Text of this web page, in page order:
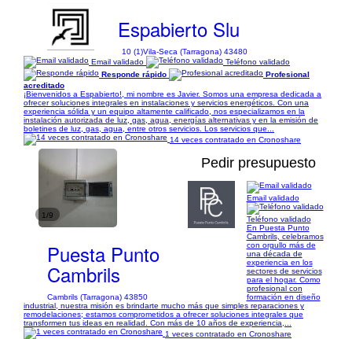
Espabierto Slu
10 (1)Vila-Seca (Tarragona) 43480
Email validado
Teléfono validado
Responde rápido
Profesional
acreditado
¡Bienvenidos a Espabierto!, mi nombre es Javier. Somos una empresa dedicada a
ofrecer soluciones integrales en instalaciones y servicios energéticos. Con una
experiencia sólida y un equipo altamente calificado, nos especializamos en la
instalación autorizada de luz, gas, agua, energías alternativas y en la emisión de
boletines de luz, gas, agua, entre otros servicios. Los servicios que...
14 veces contratado en Cronoshare
1/9
Pedir presupuesto
Puesta Punto
Cambrils
Cambrils (Tarragona) 43850
Email validado
Teléfono validado
En Puesta Punto
Cambrils, celebramos
con orgullo más de
una década de
experiencia en los
sectores de servicios
para el hogar. Como
profesional con
formación en diseño
industrial, nuestra misión es brindarte mucho más que simples reparaciones y
remodelaciones; estamos comprometidos a ofrecer soluciones integrales que
transformen tus ideas en realidad. Con más de 10 años de experiencia,...
1 veces contratado en Cronoshare